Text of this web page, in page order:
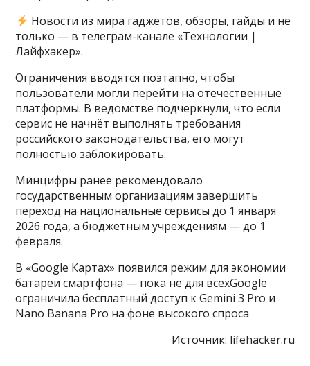
Новости из мира гаджетов, обзоры, гайды и не
только — в телеграм-канале «Технологии |
Лайфхакер».
Ограничения вводятся поэтапно, чтобы
пользователи могли перейти на отечественные
платформы. В ведомстве подчеркнули, что если
сервис не начнёт выполнять требования
российского законодательства, его могут
полностью заблокировать.
Минцифры ранее рекомендовало
государственным организациям завершить
переход на национальные сервисы до 1 января
2026 года, а бюджетным учреждениям — до 1
февраля.
В «Google Картах» появился режим для экономии
батареи смартфона — пока не для всехGoogle
ограничила бесплатный доступ к Gemini 3 Pro и
Nano Banana Pro на фоне высокого спроса
Источник: lifehacker.ru